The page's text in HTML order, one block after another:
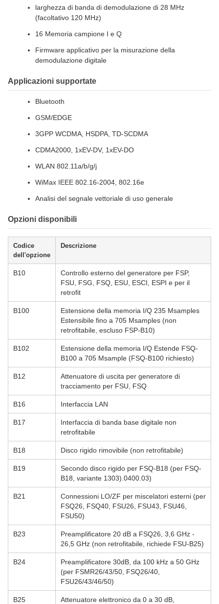
larghezza di banda di demodulazione di 28 MHz
(facoltativo 120 MHz)
16 Memoria campione I e Q
Firmware applicativo per la misurazione della
demodulazione digitale
Applicazioni supportate
Bluetooth
GSM/EDGE
3GPP WCDMA, HSDPA, TD-SCDMA
CDMA2000, 1xEV-DV, 1xEV-DO
WLAN 802.11a/b/g/j
WiMax IEEE 802.16-2004, 802.16e
Analisi del segnale vettoriale di uso generale
Opzioni disponibili
Codice
dell'opzione
Descrizione
B10
Controllo esterno del generatore per FSP,
FSU, FSG, FSQ, ESU, ESCI, ESPI e per il
retrofit
B100
Estensione della memoria I/Q 235 Msamples
Estensibile fino a 705 Msamples (non
retrofitabile, escluso FSP-B10)
B102
Estensione della memoria I/Q Estende FSQ-
B100 a 705 Msample (FSQ-B100 richiesto)
B12
Attenuatore di uscita per generatore di
tracciamento per FSU, FSQ
B16 Interfaccia LAN
B17
Interfaccia di banda base digitale non
retrofitabile
B18 Disco rigido rimovibile (non retrofitabile)
B19
Secondo disco rigido per FSQ-B18 (per FSQ-
B18, variante 1303).0400.03)
B21
Connessioni LO/ZF per miscelatori esterni (per
FSQ26, FSQ40, FSU26, FSU43, FSU46,
FSU50)
B23
Preamplificatore 20 dB a FSQ26, 3,6 GHz -
26,5 GHz (non retrofitabile, richiede FSU-B25)
B24
Preamplificatore 30dB, da 100 kHz a 50 GHz
(per FSMR26/43/50, FSQ26/40,
FSU26/43/46/50)
B25
Attenuatore elettronico da 0 a 30 dB,